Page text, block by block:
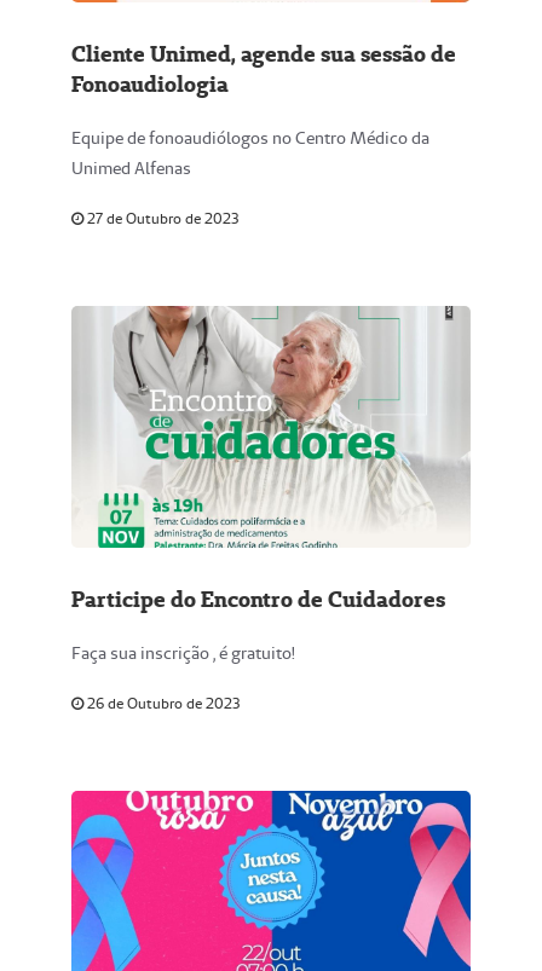
Cliente Unimed, agende sua sessão de
Fonoaudiologia
Equipe de fonoaudiólogos no Centro Médico da
Unimed Alfenas
27 de Outubro de 2023
Participe do Encontro de Cuidadores
Faça sua inscrição , é gratuito!
26 de Outubro de 2023